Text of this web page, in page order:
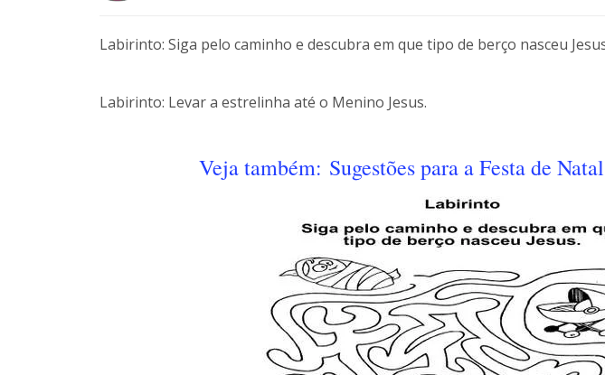
Labirinto: Siga pelo caminho e descubra em que tipo de berço nasceu
Labirinto: Levar a estrelinha até o Menino Jesus.
Veja também: Sugestões para a Festa de